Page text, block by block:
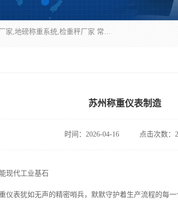
企业环保门禁电子台账系统，称重模块，配料称重系统,称重模块厂家,地磅称重系统,检重秤厂家 常州华青自动化主营：称重模块、无人值守称重系统、配料称重系统、地磅称重系统、检重秤、托利多称重模块等产品。各种称重软件，移动源环保门禁电子台账系统软件。 常州华青自动化系统有限公司7*24的电话支持服务、项目现场开发服务、新功能定制研发服务，产品培训、远程维护，现场安装调试工程等。
苏州称重仪表制造
时间：2026-04-16 点击次数：
现代工业基石
仪表犹如无声的精密哨兵，默默守护着生产流程的每一